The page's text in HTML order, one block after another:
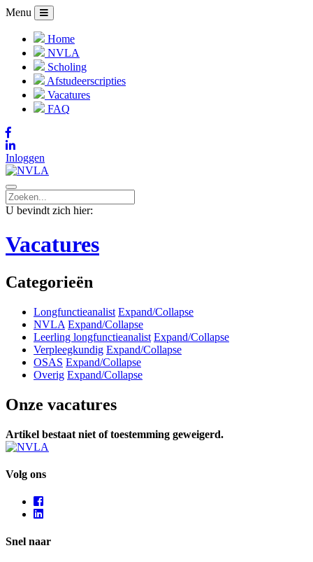
Menu
Home
NVLA
Scholing
Afstudeerscripties
Vacatures
FAQ
Inloggen
U bevindt zich hier:
Vacatures
Categorieën
Longfunctieanalist Expand/Collapse
NVLA Expand/Collapse
Leerling longfunctieanalist Expand/Collapse
Verpleegkundig Expand/Collapse
OSAS Expand/Collapse
Overig Expand/Collapse
Onze vacatures
Artikel bestaat niet of toestemming geweigerd.
Volg ons
Snel naar